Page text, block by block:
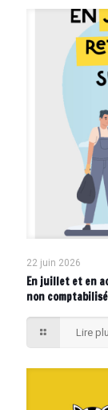
22 juin 2026
En juillet et en
non
Lire